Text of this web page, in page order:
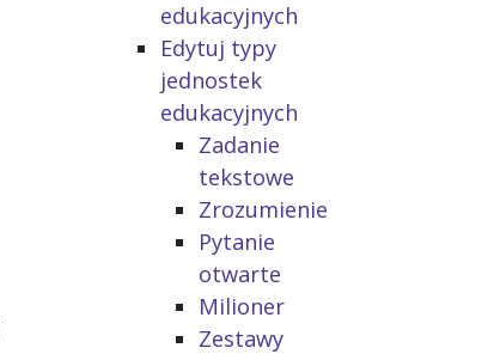
edukacyjnych
Edytuj typy
jednostek
edukacyjnych
Zadanie
tekstowe
Zrozumienie
Pytanie
otwarte
Milioner
Zestawy